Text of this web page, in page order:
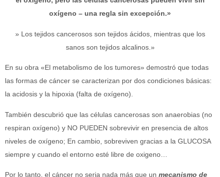
oxígeno – una regla sin excepción.»
» Los tejidos cancerosos son tejidos ácidos, mientras que los
sanos son tejidos alcalinos.»
En su obra «El metabolismo de los tumores» demostró que todas
las formas de cáncer se caracterizan por dos condiciones básicas:
la acidosis y la hipoxia (falta de oxígeno).
También descubrió que las células cancerosas son anaerobias (no
respiran oxígeno) y NO PUEDEN sobrevivir en presencia de altos
niveles de oxígeno; En cambio, sobreviven gracias a la GLUCOSA
siempre y cuando el entorno esté libre de oxigeno…
Por lo tanto, el cáncer no seria nada más que un mecanismo de